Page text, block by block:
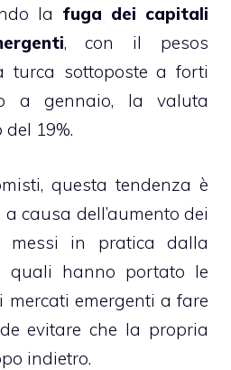
la fuga dei capitali
, con il pesos
turca sottoposte a forti
a gennaio, la valuta
19%.
questa tendenza è
causa dell’aumento dei
messi in pratica dalla
i quali hanno portato le
mercati emergenti a fare
evitare che la propria
indietro.